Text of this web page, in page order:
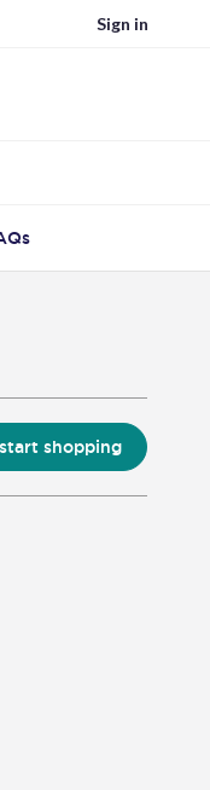
Sign in
shopping